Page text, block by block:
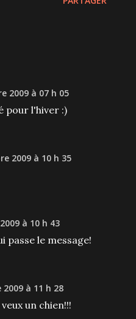
2009 à 07 h 05
pour l'hiver :)
2009 à 10 h 35
à 10 h 43
passe le message!
à 11 h 28
un chien!!!